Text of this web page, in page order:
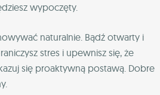
wypoczęty.
naturalnie. Bądź otwarty i
stres i upewnisz się, że
się proaktywną postawą. Dobre